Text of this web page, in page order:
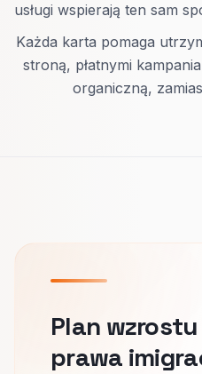
usługi wspierają ten sam
Każda karta pomaga
stroną, płatnymi
organiczną,
Plan
prawa